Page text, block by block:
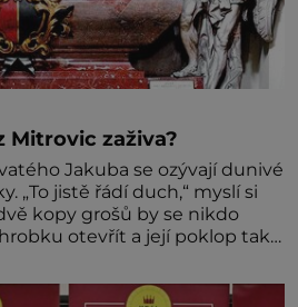
Mitrovic zaživa?
Jakuba se ozývají dunivé
„To jistě řádí duch,“ myslí si
kopy grošů by se nikdo
otevřít a její poklop tak
ustane. Když o mnoho let